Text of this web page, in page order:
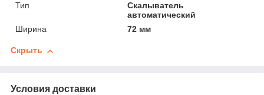
Тип
Скалыватель
автоматический
Ширина
72 мм
Скрыть
Условия доставки